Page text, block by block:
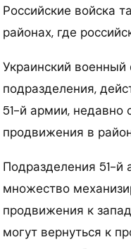
Российские войска
районах, где
Украинский военный
подразделения,
51-й армии, недавно
продвижения в
Подразделения 51-й
множество
продвижения к
могут вернуться к